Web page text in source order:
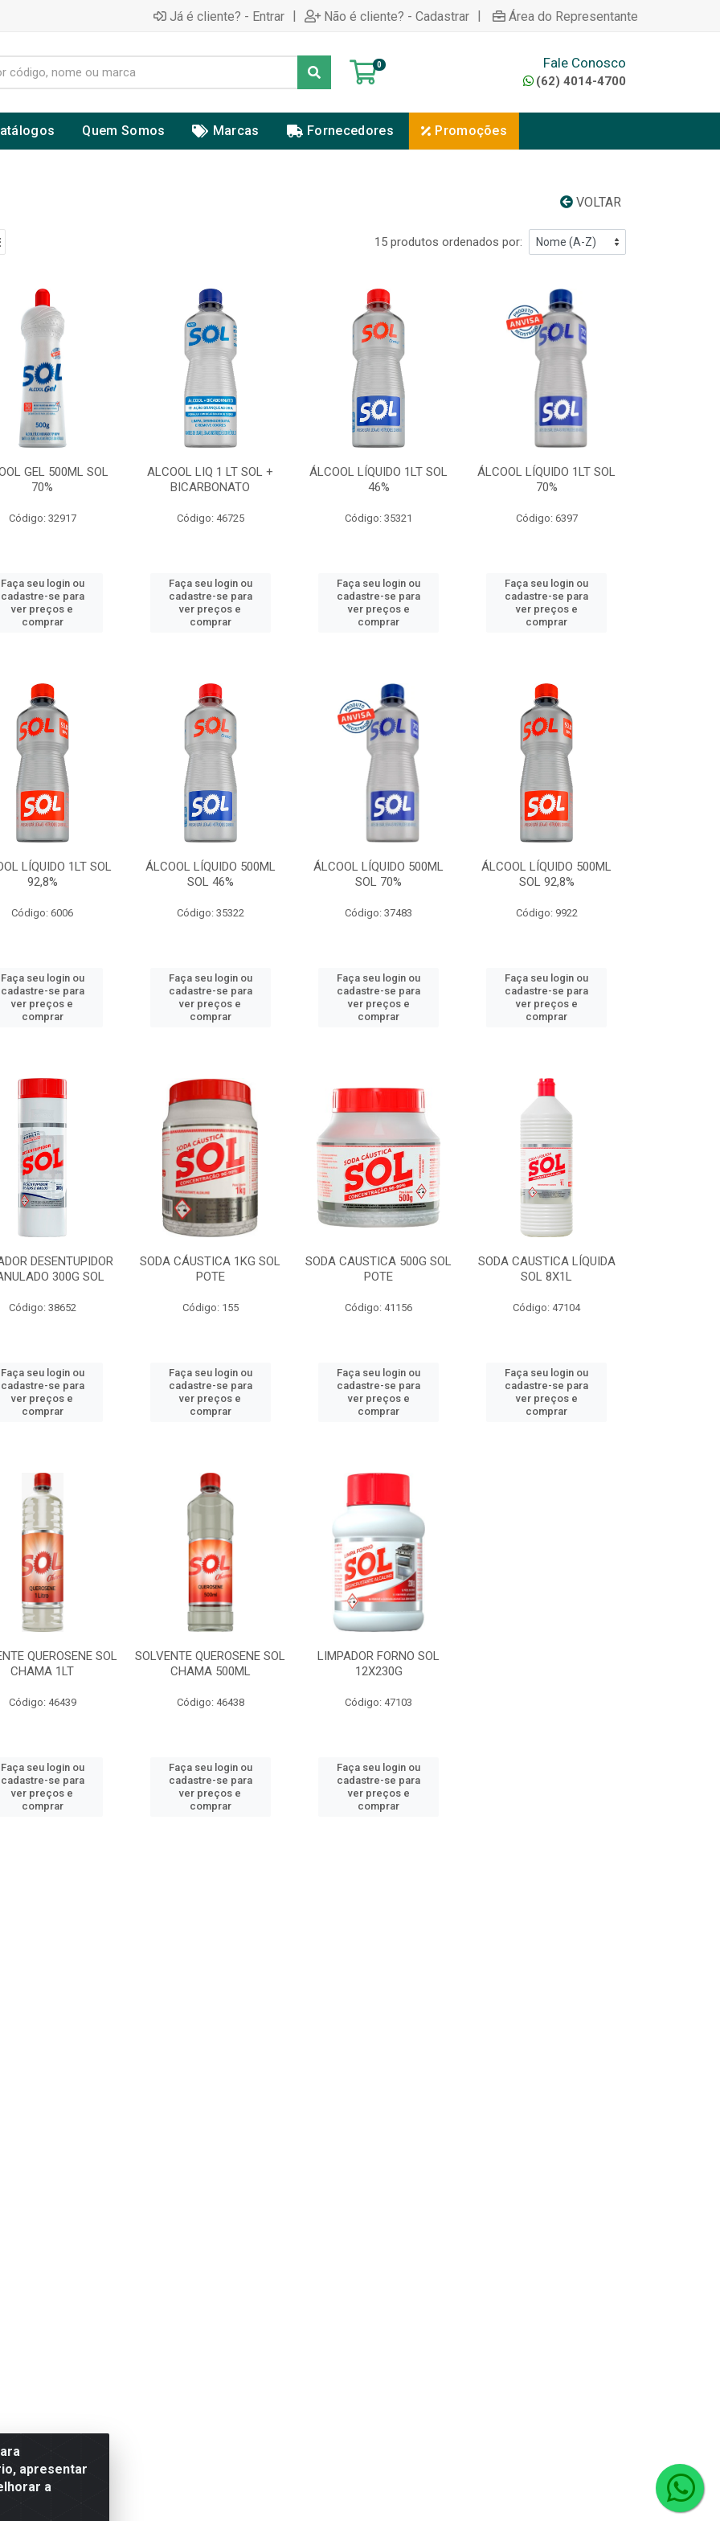
Já é cliente? - Entrar | Não é cliente? - Cadastrar | Área do Representante
0 Fale Conosco
(62) 4014-4700
Quem Somos Marcas Fornecedores Promoções
VOLTAR
15 produtos ordenados por:
GEL 500ML SOL
70%
Código: 32917
Faça seu login ou
cadastre-se para
ver preços e
comprar
ALCOOL LIQ 1 LT SOL +
BICARBONATO
Código: 46725
Faça seu login ou
cadastre-se para
ver preços e
comprar
ÁLCOOL LÍQUIDO 1LT SOL
46%
Código: 35321
Faça seu login ou
cadastre-se para
ver preços e
comprar
ÁLCOOL LÍQUIDO 1LT SOL
70%
Código: 6397
Faça seu login ou
cadastre-se para
ver preços e
comprar
LÍQUIDO 1LT SOL
92,8%
Código: 6006
Faça seu login ou
cadastre-se para
ver preços e
comprar
ÁLCOOL LÍQUIDO 500ML
SOL 46%
Código: 35322
Faça seu login ou
cadastre-se para
ver preços e
comprar
ÁLCOOL LÍQUIDO 500ML
SOL 70%
Código: 37483
Faça seu login ou
cadastre-se para
ver preços e
comprar
ÁLCOOL LÍQUIDO 500ML
SOL 92,8%
Código: 9922
Faça seu login ou
cadastre-se para
ver preços e
comprar
DESENTUPIDOR
300G SOL
Código: 38652
Faça seu login ou
cadastre-se para
ver preços e
comprar
SODA CÁUSTICA 1KG SOL
POTE
Código: 155
Faça seu login ou
cadastre-se para
ver preços e
comprar
SODA CAUSTICA 500G SOL
POTE
Código: 41156
Faça seu login ou
cadastre-se para
ver preços e
comprar
SODA CAUSTICA LÍQUIDA
SOL 8X1L
Código: 47104
Faça seu login ou
cadastre-se para
ver preços e
comprar
QUEROSENE SOL
CHAMA 1LT
Código: 46439
Faça seu login ou
cadastre-se para
ver preços e
comprar
SOLVENTE QUEROSENE SOL
CHAMA 500ML
Código: 46438
Faça seu login ou
cadastre-se para
ver preços e
comprar
LIMPADOR FORNO SOL
12X230G
Código: 47103
Faça seu login ou
cadastre-se para
ver preços e
comprar
apresentar
a